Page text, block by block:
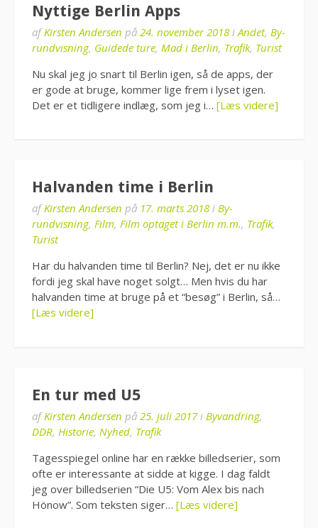
Nyttige Berlin Apps
afKirsten Andersen på 24. november 2018 i Andet, By-
rundvisning, Guidede ture, Mad i Berlin, Trafik, Turist
Nu skal jeg jo snart til Berlin igen, så de apps, der
er gode at bruge, kommer lige frem i lyset igen.
Det er et tidligere indlæg, som jeg i… [Læs videre]
Halvanden time i Berlin
afKirsten Andersen på 17. marts 2018 i By-
rundvisning, Film, Film optaget i Berlin m.m., Trafik,
Turist
Har du halvanden time til Berlin? Nej, det er nu ikke
fordi jeg skal have noget solgt… Men hvis du har
halvanden time at bruge på et “besøg” i Berlin, så…
[Læs videre]
En tur med U5
afKirsten Andersen på 25. juli 2017i Byvandring,
DDR, Historie, Nyhed, Trafik
Tagesspiegel online har en række billedserier, som
ofte er interessante at sidde at kigge. I dag faldt
jeg over billedserien “Die U5: Vom Alex bis nach
Hönow”. Som teksten siger… [Læs videre]